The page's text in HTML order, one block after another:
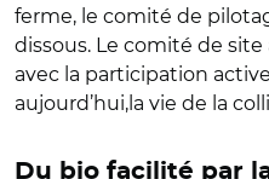
ferme, le comité de
dissous. Le comité de
avec la participation
aujourd’hui,la vie de la
Du bio facilité par